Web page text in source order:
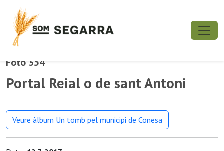
Foto 354
Portal Reial o de sant Antoni
Veure àlbum Un tomb pel municipi de Conesa